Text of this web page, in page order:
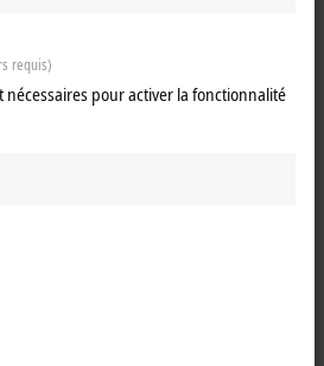
EtherCAT can be combined with new
requis)
nécessaires pour activer la fonctionnalité